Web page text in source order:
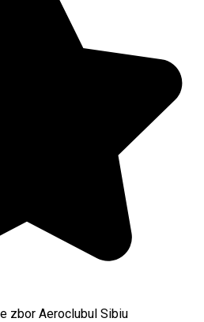
zbor Aeroclubul Sibiu